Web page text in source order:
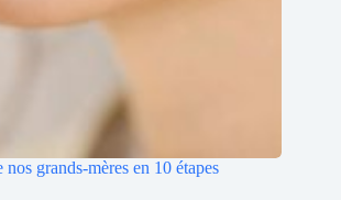
grands-mères en 10 étapes